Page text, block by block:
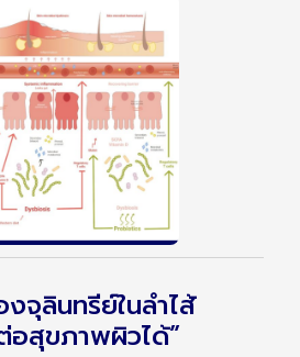
จุลินทรีย์ในลำไส้
อสุขภาพผิวได้”